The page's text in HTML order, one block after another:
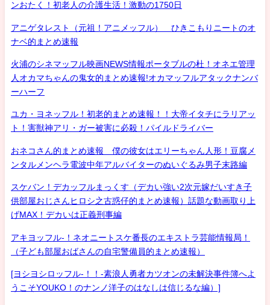
ンおたく！初老人の介護生活！激動の1750日
アニゲタレスト（元祖！アニメッフル） ひきこもりニートのオ
ナベ的まとめ速報
火浦のシネマッフル映画NEWS情報ポータブルの杜！オネエ管理
人オカマちゃんの鬼女的まとめ速報!オカマッフルアタックナンバ
ーハーフ
ユカ・ヨネッフル！初老的まとめ速報！！大帝イタチにラリアッ
ト！害獣神アリ・ガー被害に必殺！パイルドライバー
おネコさん的まとめ速報 僕の彼女はエリーちゃん人形！豆腐メ
ンタルメンヘラ電波中年アルバイターのぬいぐるみ男子末路編
スケバン！デカッフルまっくす（デカい強い2次元嫁だいすき子
供部屋おじさんヒロシ之古惑仔的まとめ速報）話題な動画取り上
げMAX！デカいは正義刑事編
アキヨッフル-！ネオニートスケ番長のエキストラ芸能情報局！
（子ども部屋おばさんの自宅警備員的まとめ速報）
[ヨシヨシロッフル-！！-素浪人勇者カツオンの未解決事件簿へよ
うこそYOUKO！のナンノ洋子のはなしは信じるな編）]